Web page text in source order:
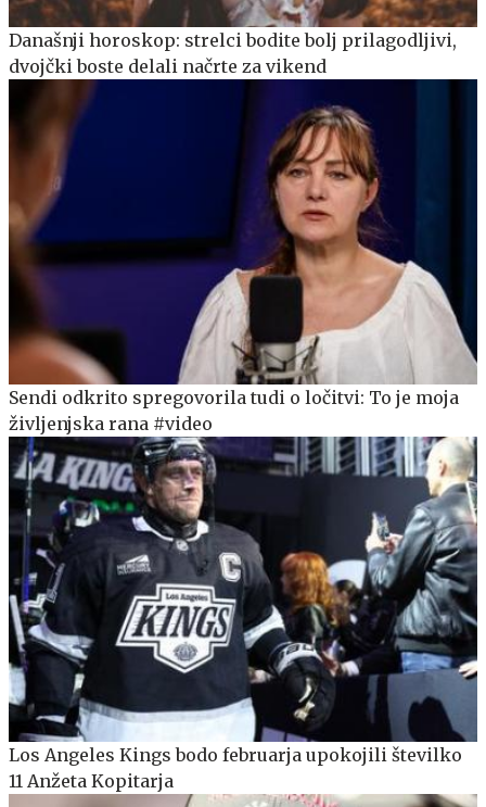
Današnji horoskop: strelci bodite bolj prilagodljivi,
dvojčki boste delali načrte za vikend
Sendi odkrito spregovorila tudi o ločitvi: To je moja
življenjska rana #video
Los Angeles Kings bodo februarja upokojili številko
11 Anžeta Kopitarja